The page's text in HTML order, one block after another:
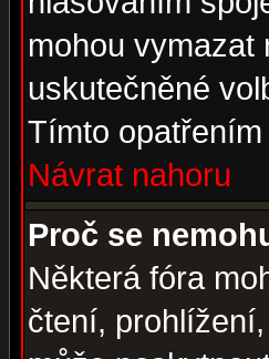
mohou vymazat
uskutečněné
Tímto
Návrat nahoru
Proč se
Některá fóra
čtení,